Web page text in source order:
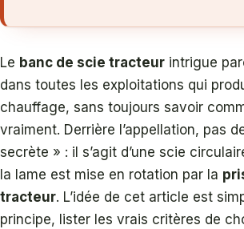
Le banc de scie tracteur intrigue
dans toutes les exploitations qui
chauffage, sans toujours savoir
vraiment. Derrière l’appellation, pas
secrète » : il s’agit d’une scie
la lame est mise en rotation par la
tracteur. L’idée de cet article est
principe, lister les vrais critères de